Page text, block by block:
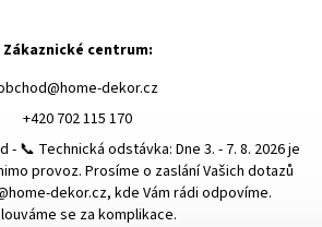
Zákaznické centrum:
@home-dekor.cz
+420 702 115 170
- 📞 Technická odstávka: Dne 3. - 7. 8. 2026 je
provoz. Prosíme o zaslání Vašich dotazů
dekor.cz, kde Vám rádi odpovíme.
se za komplikace.